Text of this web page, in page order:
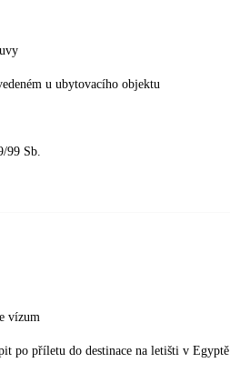
u ubytovacího objektu
99 Sb.
vízum
po příletu do destinace na letišti v